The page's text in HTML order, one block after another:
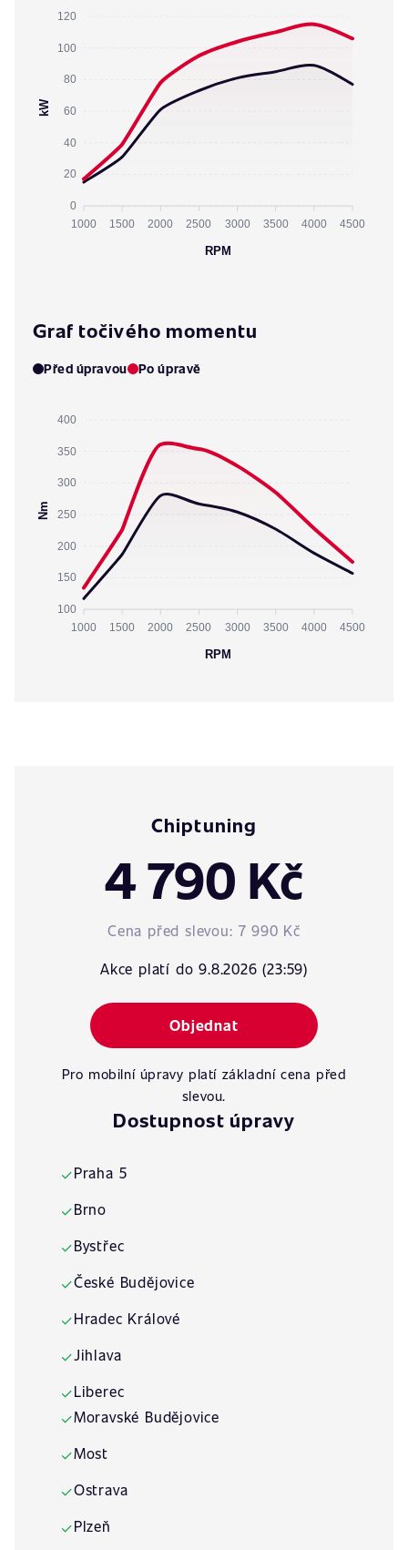
120
100
80
60
40
20
0
kW
1000 1500 2000 2500 3000 3500 4000 4500
RPM
Graf točivého momentu
Před úpravou Po úpravě
400
350
300
250
200
150
100
Nm
1000 1500 2000 2500 3000 3500 4000 4500
RPM
Chiptuning
4 790 Kč
Cena před slevou: 7 990 Kč
Akce platí do 9.8.2026 (23:59)
Objednat
Pro mobilní úpravy platí základní cena před
slevou.
Dostupnost úpravy
✓Praha 5
✓Brno
✓Bystřec
✓České Budějovice
✓Hradec Králové
✓Jihlava
✓Liberec
✓Moravské Budějovice
✓Most
✓Ostrava
✓Plzeň